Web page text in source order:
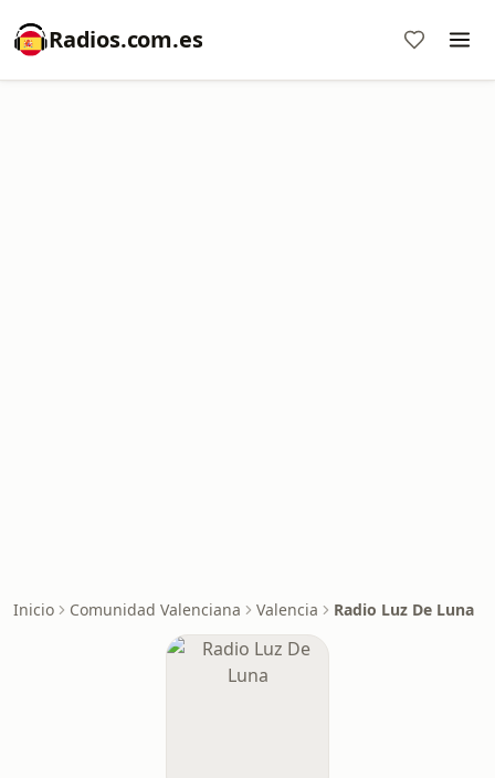
Radios.com.es
Inicio Comunidad Valenciana Valencia Radio Luz De Luna